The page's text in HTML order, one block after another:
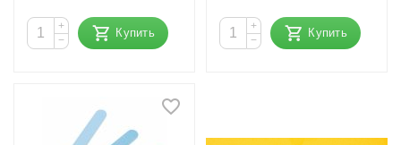
+
−
Купить
+
−
Купить